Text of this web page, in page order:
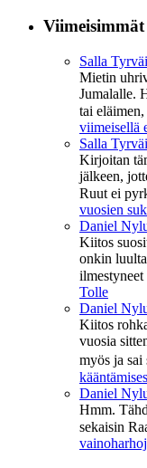
Salla
Mietin
Jumalalle.
tai
viimeisellä
Salla
Kirjoitan
jälkeen,
Ruut ei
vuosien
Daniel
Kiitos
onkin
Tolle
Daniel
Kiitos
vuosia
myös ja
Daniel
Hmm.
sekaisin